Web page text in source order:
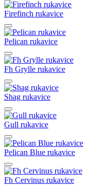
Firefinch rukavice
Pelican rukavice
Fh Grylle rukavice
Shag rukavice
Gull rukavice
Pelican Blue rukavice
Fh Cervinus rukavice